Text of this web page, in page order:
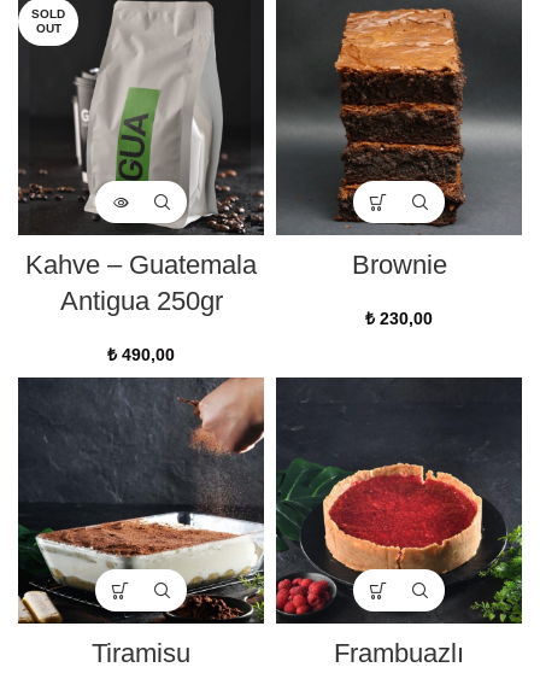
SOLD
OUT
Kahve – Guatemala
Antigua 250gr
₺ 490,00
Brownie
₺ 230,00
Tiramisu
Frambuazlı